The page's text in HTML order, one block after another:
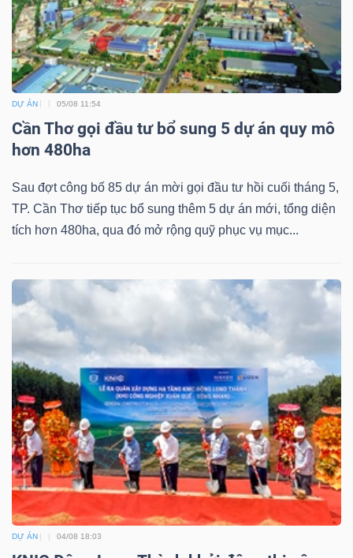
DỰ ÁN 05/08 11:54
Cần Thơ gọi đầu tư bổ sung 5 dự án quy mô
hơn 480ha
Sau đợt công bố 85 dự án mời gọi đầu tư hồi cuối tháng 5,
TP. Cần Thơ tiếp tục bổ sung thêm 5 dự án mới, tổng diện
tích hơn 480ha, qua đó mở rộng quỹ phục vụ mục...
DỰ ÁN 04/08 18:03